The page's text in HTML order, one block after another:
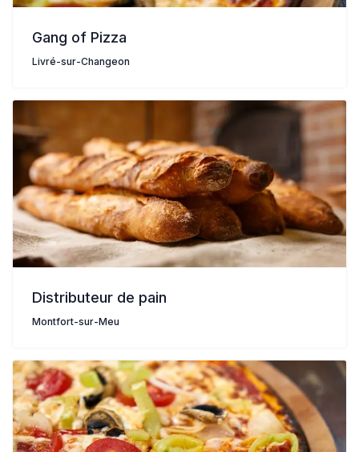
Gang of Pizza
Livré-sur-Changeon
Distributeur de pain
Montfort-sur-Meu